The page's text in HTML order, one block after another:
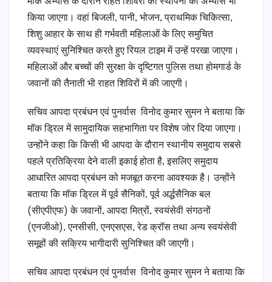
किया जाएगा। वहां बिजली, पानी, भोजन, प्राथमिक चिकित्सा,
शिशु आहार के साथ ही गर्भवती महिलाओं के लिए समुचित
व्यवस्थाएं सुनिश्चित करते हुए रियल टाइम में उन्हें परखा जाएगा।
महिलाओं और बच्चों की सुरक्षा के दृष्टिगत पुलिस तथा होमगार्ड के
जवानों की तैनाती भी राहत शिविरों में की जाएगी।
सचिव आपदा प्रबंधन एवं पुनर्वास विनोद कुमार सुमन ने बताया कि
मॉक ड्रिल में सामुदायिक सहभागिता पर विशेष जोर दिया जाएगा।
उन्होंने कहा कि किसी भी आपदा के दौरान स्थानीय समुदाय सबसे
पहले प्रतिक्रिया देने वाली इकाई होता है, इसलिए समुदाय
आधारित आपदा प्रबंधन को मजबूत करना आवश्यक है। उन्होंने
बताया कि मॉक ड्रिल में पूर्व सैनिकों, पूर्व अर्द्धसैनिक बल
(सीएपीएफ) के जवानों, आपदा मित्रों, स्वयंसेवी संगठनों
(एनजीओ), एनसीसी, एनएसएस, रेड क्रॉस तथा अन्य स्वयंसेवी
समूहों की सक्रिय भागीदारी सुनिश्चित की जाएगी।
सचिव आपदा प्रबंधन एवं पुनर्वास विनोद कुमार सुमन ने बताया कि